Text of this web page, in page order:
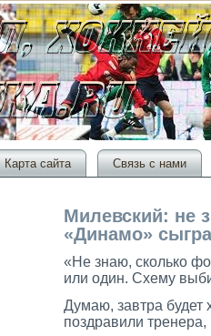
Карта сайта Связь с нами
Милевский: не
«Динамо»
«Не знаю, сколько
или один. Схему
Думаю, завтра
поздравили